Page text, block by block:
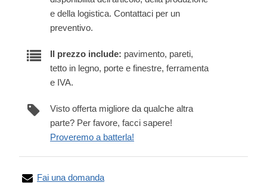
e della logistica. Contattaci per un
preventivo.
Il prezzo include: pavimento, pareti,
tetto in legno, porte e finestre, ferramenta
e IVA.
Visto offerta migliore da qualche altra
parte? Per favore, facci sapere!
Proveremo a batterla!
Fai una domanda